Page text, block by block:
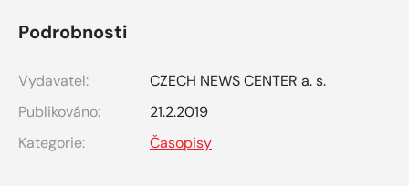
Podrobnosti
Vydavatel:
CZECH NEWS CENTER a. s.
Publikováno:
21.2.2019
Kategorie:
Časopisy